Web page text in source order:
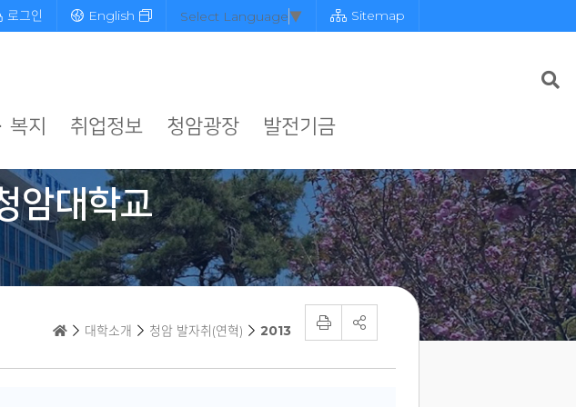
로그인 English Select Language▼ Sitemap
복지 취업정보 청암광장 발전기금
암대학교
대학소개 청암 발자취(연혁) 2013